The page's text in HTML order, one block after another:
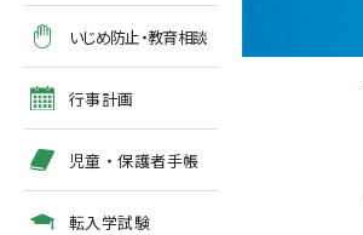
教育課程
年間行事
施設紹介
アクセスマップ
募集要項
出願方法
入学検査
入学検査関係行事等の呼
びかけ
いじめ防止・教育相談
行事計画
５月の行事予定
６月の行事予定
７月・８月の行事予定
児童・保護者手帳
転入学試験
緊急時・警報発令時の対
処について
臨時休校等の特別措置に